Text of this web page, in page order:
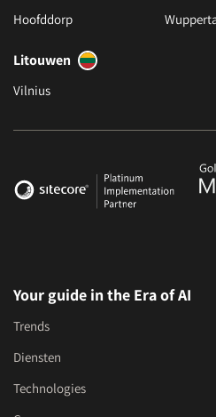
Hoofddorp
Litouwen
Vilnius
Your guide in the Era of AI
Trends
Diensten
Technologies